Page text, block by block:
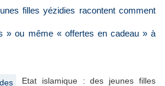
filles yézidies racontent comment
» ou même « offertes en cadeau » à
Etat islamique : des jeunes filles